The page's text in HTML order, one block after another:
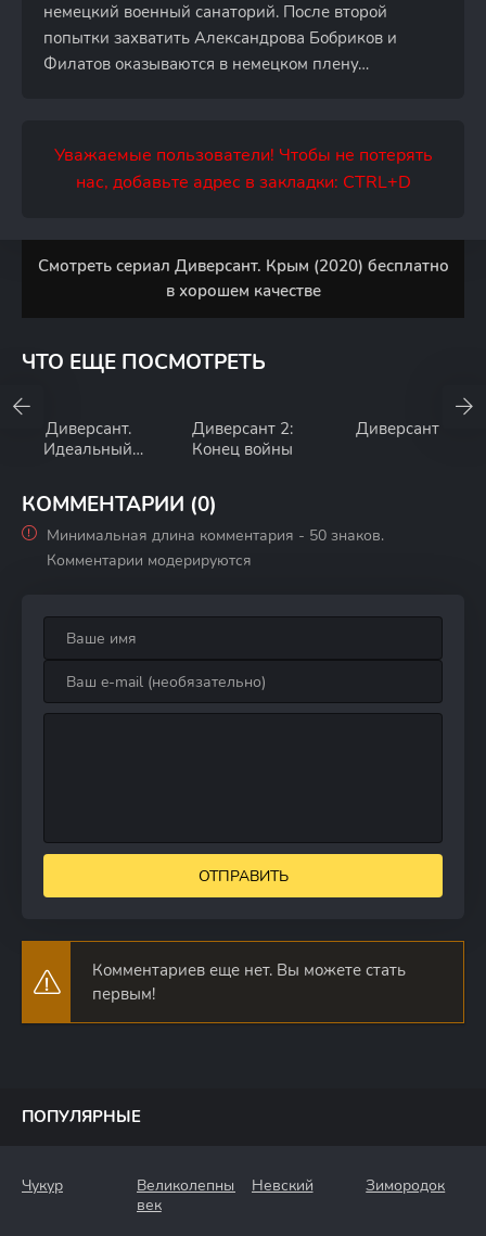
немецкий военный санаторий. После второй
попытки захватить Александрова Бобриков и
Филатов оказываются в немецком плену…
Уважаемые пользователи! Чтобы не потерять
нас, добавьте адрес в закладки: CTRL+D
Смотреть сериал Диверсант. Крым (2020) бесплатно
в хорошем качестве
ЧТО ЕЩЕ ПОСМОТРЕТЬ
Диверсант.
Идеальный
Диверсант 2:
Конец войны
Диверсант
КОММЕНТАРИИ (0)
Минимальная длина комментария - 50 знаков.
Комментарии модерируются
ОТПРАВИТЬ
Комментариев еще нет. Вы можете стать
первым!
ПОПУЛЯРНЫЕ
Чукур
Великолепный
век
Невский Зимородок